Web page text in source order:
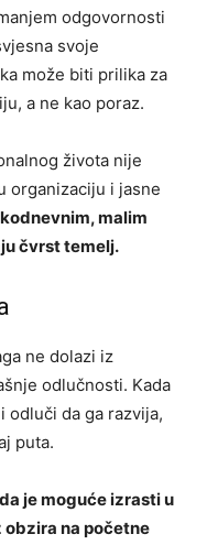
odgovornosti
svoje
može biti prilika za
a ne kao poraz.
života nije
organizaciju i jasne
malim
čvrst temelj.
ne dolazi iz
odlučnosti. Kada
odluči da ga razvija,
puta.
je moguće izrasti u
obzira na početne